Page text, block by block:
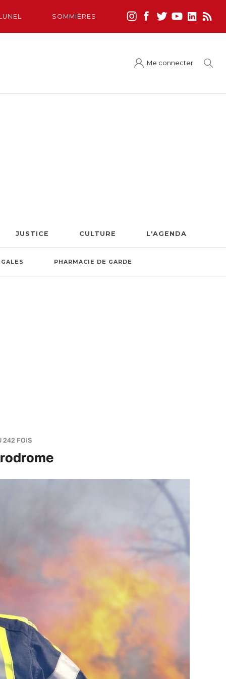
SOMMIÈRES
Me connecter
JUSTICE CULTURE L'AGENDA
PHARMACIE DE GARDE
242 FOIS